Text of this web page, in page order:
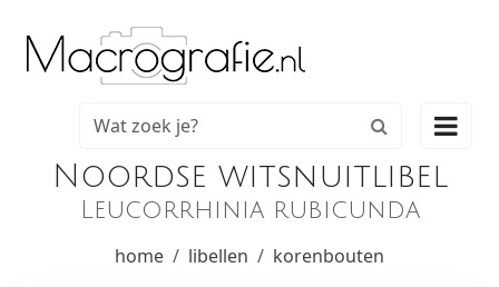

Noordse witsnuitlibel
Leucorrhinia rubicunda
home libellen korenbouten